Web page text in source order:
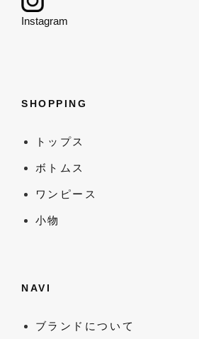
Instagram
SHOPPING
トップス
ボトムス
ワンピース
小物
NAVI
ブランドについて